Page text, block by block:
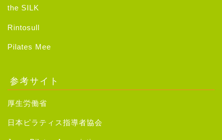
the SILK
Rintosull
Pilates Mee
参考サイト
厚生労働省
日本ピラティス指導者協会